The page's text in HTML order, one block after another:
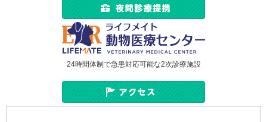
24時間体制で急患対応可能な2次診療施設